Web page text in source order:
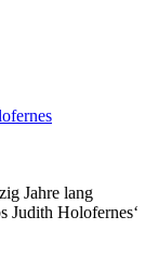
Jahre lang
Judith Holofernes‘